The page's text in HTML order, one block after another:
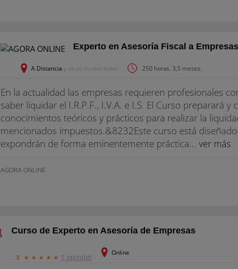
Experto en Asesoría Fiscal a Empresas
A Distancia y otras modalidades 250 horas. 3,5 meses.
En la actualidad las empresas requieren profesionales
saber liquidar el I.R.P.F., I.V.A. e I.S. El Curso preparará
conocimientos teóricos y prácticos para realizar la
mencionados impuestos.&8232Este curso está
expondrán de forma eminentemente práctica... ver más
AGORA ONLINE
Curso de Experto en Asesoría de Empresas
Online
5 ★ ★ ★ ★ ★ 1 opinión